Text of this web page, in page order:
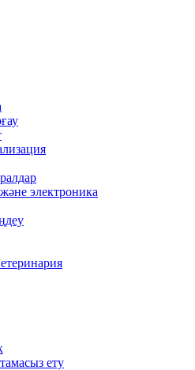
электроника
ету